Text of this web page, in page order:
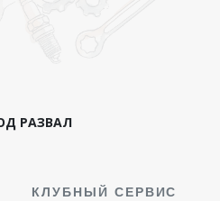
РАЗВАЛ
КЛУБНЫЙ СЕРВИС